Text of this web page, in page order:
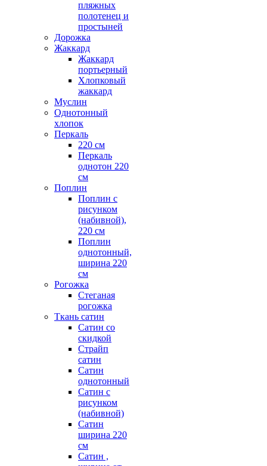
пляжных
полотенец и
простыней
Дорожка
Жаккард
Жаккард
портьерный
Хлопковый
жаккард
Муслин
Однотонный
хлопок
Перкаль
220 см
Перкаль
однотон 220
см
Поплин
Поплин с
рисунком
(набивной),
220 см
Поплин
однотонный,
ширина 220
см
Рогожка
Стеганая
рогожка
Ткань сатин
Сатин со
скидкой
Страйп
сатин
Сатин
однотонный
Сатин с
рисунком
(набивной)
Сатин
ширина 220
см
Сатин ,